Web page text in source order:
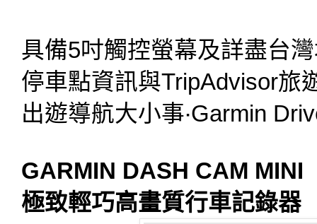
具備5吋觸控螢幕及詳盡台
停車點資訊與TripAdvisor旅
出遊導航大小事‧Garmin
GARMIN DASH CAM MINI
極致輕巧高畫質行車記錄器